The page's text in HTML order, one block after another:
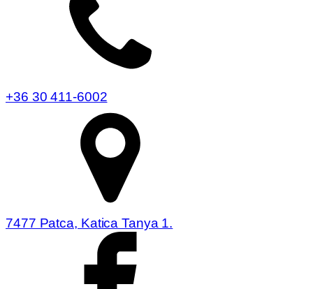
+36 30 411-6002
7477 Patca, Katica Tanya 1.